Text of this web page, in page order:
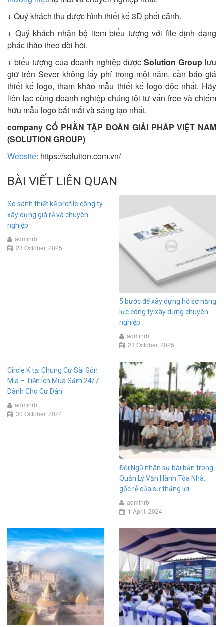
+ Quý khách thu được hình thiết kế 3D phối cảnh.
+ Quý khách nhận bộ item biểu tượng với file định dạng
phác thảo theo đòi hỏi.
+ biểu tượng của doanh nghiệp được Solution Grouplưu
giữ trên Sever không lấy phí trong một năm, cần báo giá
thiết kế logo, tham khảo mẫu thiết kế logođộc nhất. Hãy
liên lạc cùng doanh nghiệp chúng tôi tư vấn free và chiếm
hữu mẫu logo bắt mắt và sáng tạo nhất.
company CỔ PHẦN TẬP ĐOÀN GIẢI PHÁP VIỆT NAM
(SOLUTION GROUP)
Website: https://solution.com.vn/
BÀI VIẾT LIÊN QUAN
So sánh thiết kế profile công ty
xây dựng giá rẻ và chuyên
nghiệp
adminrb
23 October, 2025
5 bước để xây dựng hồ sơ năng
lực công ty xây dựng chuyên
nghiệp
adminrb
23 October, 2025
Circle K tại Chung Cư Sài Gòn
Mia – Tiện Ích Mua Sắm 24/7
Dành Cho Cư Dân
adminrb
30 October, 2024
Đội Ngũ nhân sự bài bản trong
Quản Lý Vận Hành Tòa Nhà:
gốc rễ của sự thắng lợi
adminrb
1 April, 2024